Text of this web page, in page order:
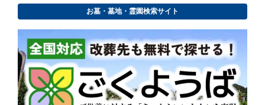
お墓・墓地・霊園検索サイト